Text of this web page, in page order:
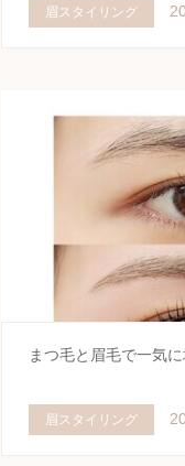
眉スタイリング
まつ毛と眉毛で一気
眉スタイリング